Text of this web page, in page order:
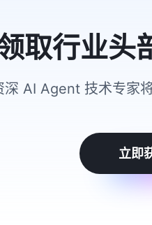
取行业头
深 AI Agent 技术专家
立即